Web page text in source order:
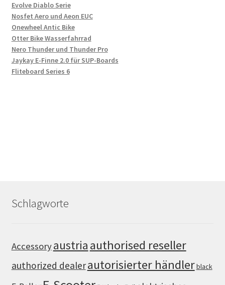
Evolve Diablo Serie
Nosfet Aero und Aeon EUC
Onewheel Antic Bike
Otter Bike Wasserfahrrad
Nero Thunder und Thunder Pro
Jaykay E-Finne 2.0 für SUP-Boards
Fliteboard Series 6
Schlagworte
Accessoryaustria authorised reseller
authorized dealerautorisierter händlerblack